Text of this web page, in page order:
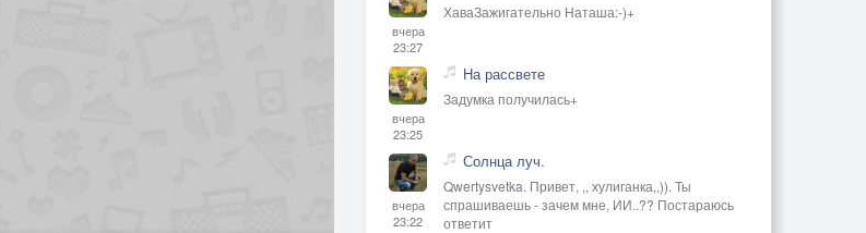
вчера
23:27
ХаваЗажигательно Наташа:-)+
вчера
23:25
На рассвете
Задумка получилась+
вчера
23:22
Солнца луч.
Qwertysvetka. Привет, ,, хулиганка,,)). Ты
спрашиваешь - зачем мне, ИИ..?? Постараюсь
ответит